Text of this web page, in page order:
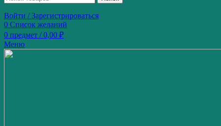
Войти / Зарегистрироваться
0 Список желаний
0 предмет / 0,00 ₽
Меню